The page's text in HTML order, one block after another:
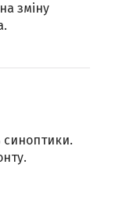
зміну
синоптики.